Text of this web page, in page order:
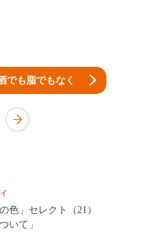
でも脂でもなく
色」セレクト（21）
いて」